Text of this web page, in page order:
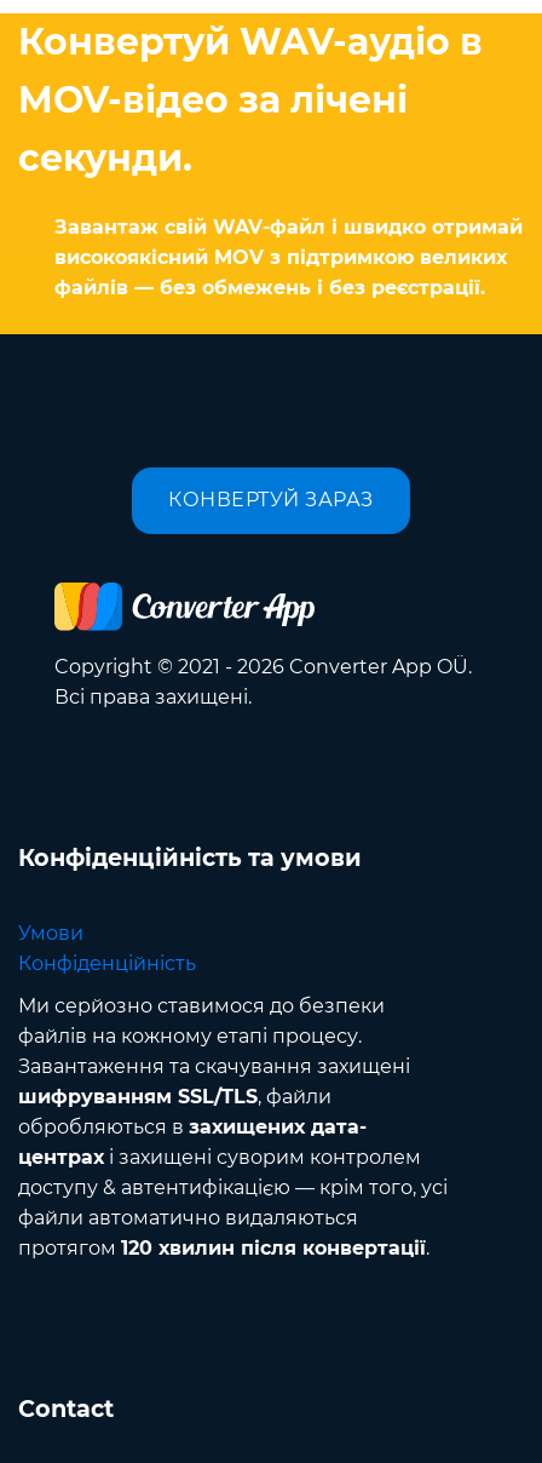
Конвертуй WAV-аудіо в
MOV-відео за лічені
секунди.
Завантаж свій WAV-файл і швидко отримай
високоякісний MOV з підтримкою великих
файлів — без обмежень і без реєстрації.
КОНВЕРТУЙ ЗАРАЗ
Copyright © 2021 - 2026 Converter App OÜ.
Всі права захищені.
Конфіденційність та умови
Умови
Конфіденційність
Ми серйозно ставимося до безпеки
файлів на кожному етапі процесу.
Завантаження та скачування захищені
шифруванням SSL/TLS, файли
обробляються в захищених дата-
центрах і захищені суворим контролем
доступу & автентифікацією — крім того, усі
файли автоматично видаляються
протягом 120 хвилин після конвертації.
Contact